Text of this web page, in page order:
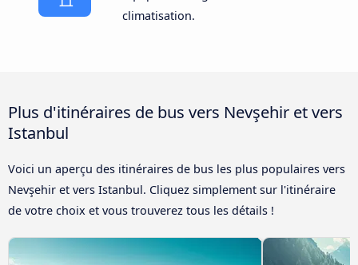
climatisation.
Plus d'itinéraires de bus vers Nevşehir et vers
Istanbul
Voici un aperçu des itinéraires de bus les plus populaires vers
Nevşehir et vers Istanbul. Cliquez simplement sur l'itinéraire
de votre choix et vous trouverez tous les détails !